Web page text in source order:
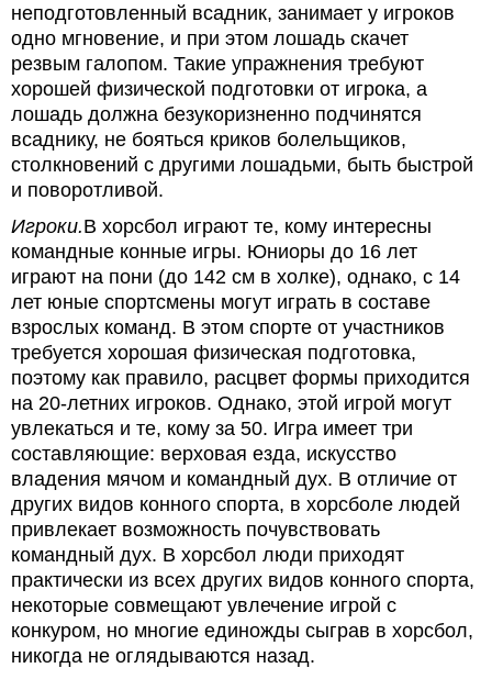
неподготовленный всадник, занимает у игроков
одно мгновение, и при этом лошадь скачет
резвым галопом. Такие упражнения требуют
хорошей физической подготовки от игрока, а
лошадь должна безукоризненно подчинятся
всаднику, не бояться криков болельщиков,
столкновений с другими лошадьми, быть быстрой
и поворотливой.
Игроки.В хорсбол играют те, кому интересны
командные конные игры. Юниоры до 16 лет
играют на пони (до 142 см в холке), однако, с 14
лет юные спортсмены могут играть в составе
взрослых команд. В этом спорте от участников
требуется хорошая физическая подготовка,
поэтому как правило, расцвет формы приходится
на 20-летних игроков. Однако, этой игрой могут
увлекаться и те, кому за 50. Игра имеет три
составляющие: верховая езда, искусство
владения мячом и командный дух. В отличие от
других видов конного спорта, в хорсболе людей
привлекает возможность почувствовать
командный дух. В хорсбол люди приходят
практически из всех других видов конного спорта,
некоторые совмещают увлечение игрой с
конкуром, но многие единожды сыграв в хорсбол,
никогда не оглядываются назад.